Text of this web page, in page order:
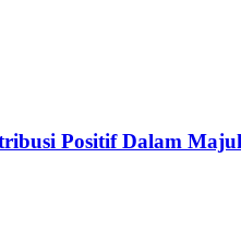
Positif Dalam